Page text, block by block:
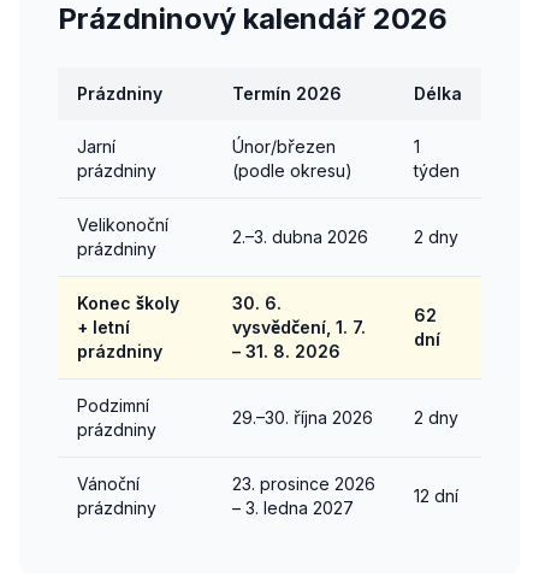
Prázdninový kalendář 2026
Prázdniny Termín 2026 Délka
Jarní
prázdniny
Únor/březen
(podle okresu)
1
týden
Velikonoční
prázdniny
2.–3. dubna 2026 2 dny
Konec školy
+ letní
prázdniny
30. 6.
vysvědčení, 1. 7.
– 31. 8. 2026
62
dní
Podzimní
prázdniny
29.–30. října 2026 2 dny
Vánoční
prázdniny
23. prosince 2026
– 3. ledna 2027
12 dní